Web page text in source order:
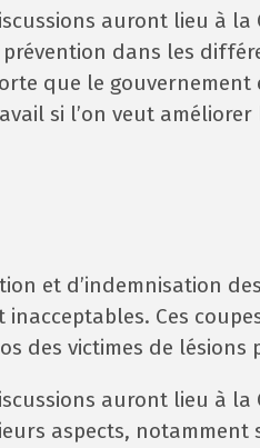
auront lieu à la
dans les
que le gouvernement
si l’on veut
et d’indemnisation
Ces
des victimes de lésions
auront lieu à la
aspects,